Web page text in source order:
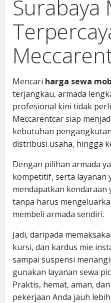
Surabaya
Mencari harga sewa
terjangkau, armada
profesional kini tidak
Meccarentcar siap
kebutuhan
distribusi usaha, hingga
Dengan pilihan armada
kompetitif, serta layanan
mendapatkan kendaraan
tanpa harus
membeli armada sendiri.
Jadi, daripada
kursi, dan kardus mie
sampai suspensi
gunakan layanan sewa
Praktis, hemat, aman,
pekerjaan Anda jauh